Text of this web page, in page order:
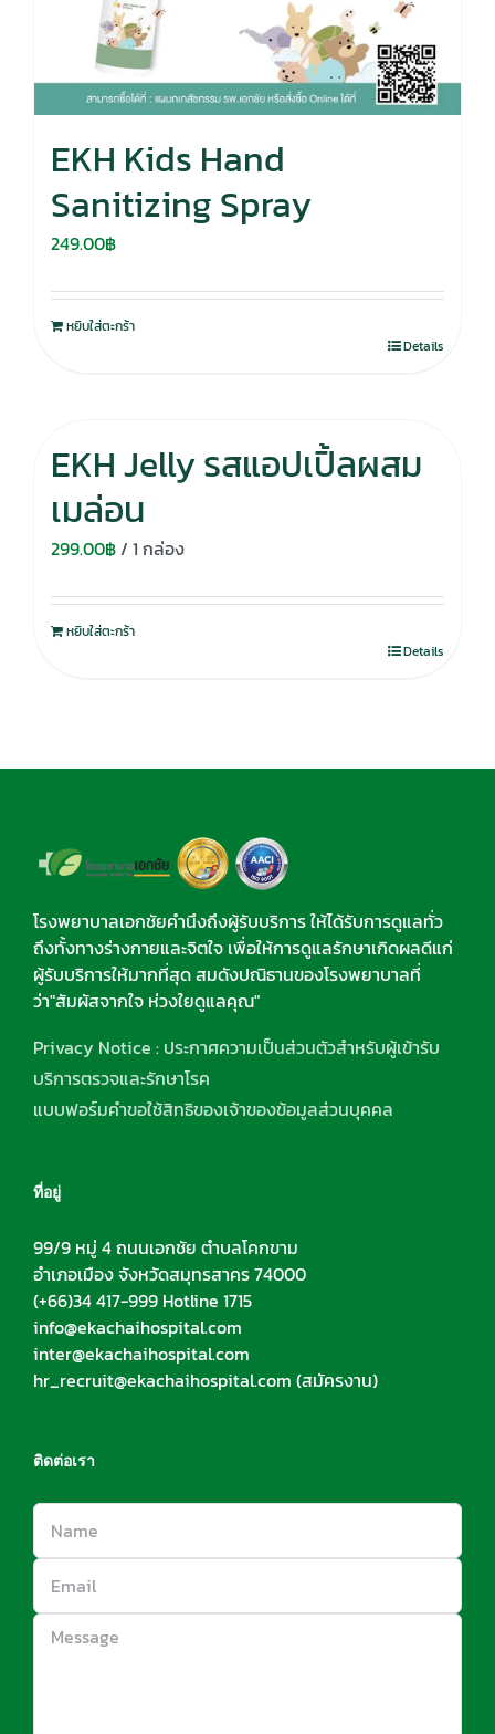
EKH Kids Hand
Sanitizing Spray
249.00฿
หยิบใส่ตะกร้า
Details
EKH Jelly รสแอปเปิ้ลผสม
เมล่อน
299.00฿/ 1 กล่อง
หยิบใส่ตะกร้า
Details
โรงพยาบาลเอกชัยคำนึงถึงผู้รับบริการ ให้ได้รับการดูแลทั่ว
ถึงทั้งทางร่างกายและจิตใจ เพื่อให้การดูแลรักษาเกิดผลดีแก่
ผู้รับบริการให้มากที่สุด สมดังปณิธานของโรงพยาบาลที่
ว่า"สัมผัสจากใจ ห่วงใยดูแลคุณ"
Privacy Notice : ประกาศความเป็นส่วนตัวสำหรับผู้เข้ารับ
บริการตรวจและรักษาโรค
แบบฟอร์มคำขอใช้สิทธิของเจ้าของข้อมูลส่วนบุคคล
ที่อยู่
99/9 หมู่ 4 ถนนเอกชัย ตำบลโคกขาม
อำเภอเมือง จังหวัดสมุทรสาคร 74000
(+66)34 417-999 Hotline 1715
info@ekachaihospital.com
inter@ekachaihospital.com
hr_recruit@ekachaihospital.com (สมัครงาน)
ติดต่อเรา